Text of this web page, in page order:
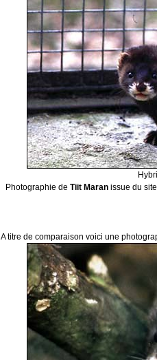
Photographie de Tiit Maran issue du
A titre de comparaison voici une